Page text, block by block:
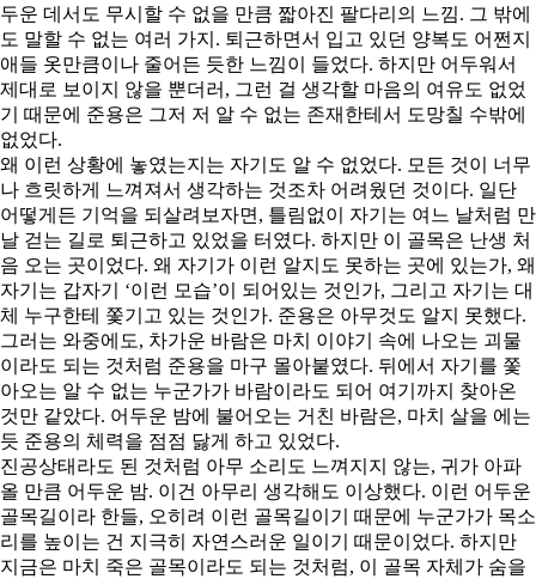
두운 데서도 무시할 수 없을 만큼 짧아진 팔다리의 느낌. 그 밖에
도 말할 수 없는 여러 가지. 퇴근하면서 입고 있던 양복도 어쩐지
애들 옷만큼이나 줄어든 듯한 느낌이 들었다. 하지만 어두워서
제대로 보이지 않을 뿐더러, 그런 걸 생각할 마음의 여유도 없었
기 때문에 준용은 그저 저 알 수 없는 존재한테서 도망칠 수밖에
없었다.
왜 이런 상황에 놓였는지는 자기도 알 수 없었다. 모든 것이 너무
나 흐릿하게 느껴져서 생각하는 것조차 어려웠던 것이다. 일단
어떻게든 기억을 되살려보자면, 틀림없이 자기는 여느 날처럼 만
날 걷는 길로 퇴근하고 있었을 터였다. 하지만 이 골목은 난생 처
음 오는 곳이었다. 왜 자기가 이런 알지도 못하는 곳에 있는가, 왜
자기는 갑자기 ‘이런 모습’이 되어있는 것인가, 그리고 자기는 대
체 누구한테 쫓기고 있는 것인가. 준용은 아무것도 알지 못했다.
그러는 와중에도, 차가운 바람은 마치 이야기 속에 나오는 괴물
이라도 되는 것처럼 준용을 마구 몰아붙였다. 뒤에서 자기를 쫓
아오는 알 수 없는 누군가가 바람이라도 되어 여기까지 찾아온
것만 같았다. 어두운 밤에 불어오는 거친 바람은, 마치 살을 에는
듯 준용의 체력을 점점 닳게 하고 있었다.
진공상태라도 된 것처럼 아무 소리도 느껴지지 않는, 귀가 아파
올 만큼 어두운 밤. 이건 아무리 생각해도 이상했다. 이런 어두운
골목길이라 한들, 오히려 이런 골목길이기 때문에 누군가가 목소
리를 높이는 건 지극히 자연스러운 일이기 때문이었다. 하지만
지금은 마치 죽은 골목이라도 되는 것처럼, 이 골목 자체가 숨을